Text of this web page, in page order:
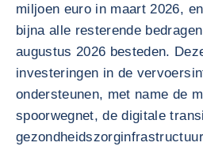
miljoen euro in maart 2026,
bijna alle resterende
augustus 2026 besteden.
investeringen in de
ondersteunen, met name de
spoorwegnet, de digitale